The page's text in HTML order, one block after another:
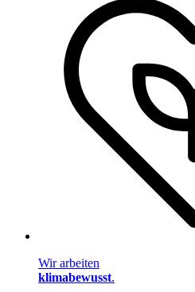
Wir arbeiten
klimabewusst.